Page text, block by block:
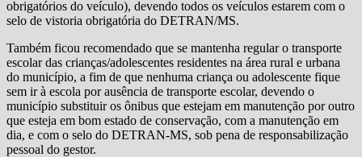
obrigatórios do veículo), devendo todos os veículos estarem com o
selo de vistoria obrigatória do DETRAN/MS.
Também ficou recomendado que se mantenha regular o transporte
escolar das crianças/adolescentes residentes na área rural e urbana
do município, a fim de que nenhuma criança ou adolescente fique
sem ir à escola por ausência de transporte escolar, devendo o
município substituir os ônibus que estejam em manutenção por outro
que esteja em bom estado de conservação, com a manutenção em
dia, e com o selo do DETRAN-MS, sob pena de responsabilização
pessoal do gestor.